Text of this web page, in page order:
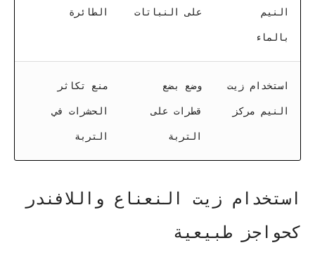
النيم
بالماء
على النباتات الطائرة
استخدام زيت
النيم مركز
وضع بضع
قطرات على
التربة
منع تكاثر
الحشرات في
التربة
استخدام زيت النعناع واللافندر
كحواجز طبيعية